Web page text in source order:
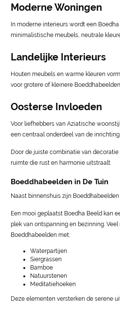
Moderne Woningen
In moderne interieurs wordt een
minimalistische meubels, neutrale
Landelijke Interieurs
Houten meubels en warme kleuren
voor grotere of kleinere Boeddhabeelden.
Oosterse Invloeden
Voor liefhebbers van Aziatische
een centraal onderdeel van de inrichting.
Door de juiste combinatie van
ruimte die rust en harmonie uitstraalt.
Boeddhabeelden in De Tuin
Naast binnenshuis zijn
Een mooi geplaatst Boedha Beeld kan
plek van ontspanning en bezinning.
Boeddhabeelden met:
Waterpartijen
Siergrassen
Bamboe
Natuurstenen
Meditatiehoeken
Deze elementen versterken de serene